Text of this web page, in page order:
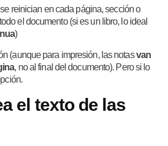
reinician en cada página, sección o
el documento (si es un libro, lo ideal
)
(aunque para impresión, las notasvan
, no al final del documento). Pero si lo
el texto de las